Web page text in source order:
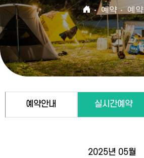
예약 예약
예약안내 실시간예약
2025년 05월